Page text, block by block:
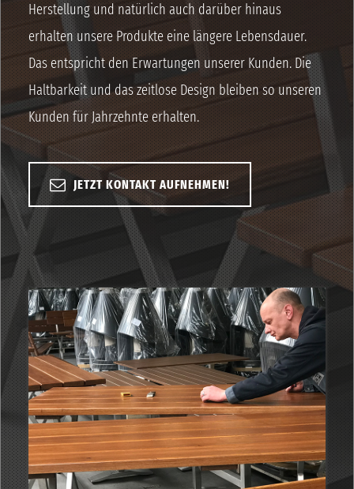
Herstellung und natürlich auch darüber hinaus
erhalten unsere Produkte eine längere Lebensdauer.
Das entspricht den Erwartungen unserer Kunden. Die
Haltbarkeit und das zeitlose Design bleiben so unseren
Kunden für Jahrzehnte erhalten.
JETZT KONTAKT AUFNEHMEN!